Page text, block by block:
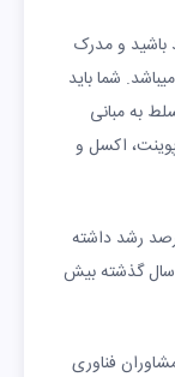
باشید و مدرک
فنی و حرفه ای و بین المللی داشته باشید icdl میباشد. شما باید
به مبانی
اکسل و
در این کشور نسبت به سال قبل ۵۰ درصد رشد داشته
است و کمبود متخصصان فناوری اطلاعات در ۳ سال گذشته بیش
فناوری